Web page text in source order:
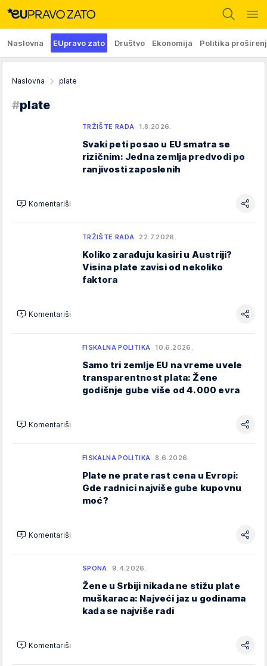
Naslovna EUpravo zato Društvo Ekonomija Politika
Naslovna plate
#plate
TRŽIŠTE RADA 1.8.2026.
Svaki peti posao u EU smatra se
rizičnim: Jedna zemlja predvodi po
ranjivosti zaposlenih
Komentariši
TRŽIŠTE RADA 22.7.2026.
Koliko zarađuju kasiri u Austriji?
Visina plate zavisi od nekoliko
faktora
Komentariši
FISKALNA POLITIKA 10.6.2026.
Samo tri zemlje EU na vreme uvele
transparentnost plata: Žene
godišnje gube više od 4.000 evra
Komentariši
FISKALNA POLITIKA 8.6.2026.
Plate ne prate rast cena u Evropi:
Gde radnici najviše gube kupovnu
moć?
Komentariši
SPONA 9.4.2026.
Žene u Srbiji nikada ne stižu plate
muškaraca: Najveći jaz u godinama
kada se najviše radi
Komentariši